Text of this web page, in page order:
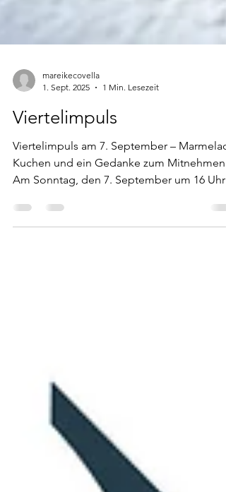
mareikecovella
1. Sept. 2025
1 Min. Lesezeit
Viertelimpuls
Viertelimpuls am 7. September –
Kuchen und ein Gedanke zum Mitnehmen